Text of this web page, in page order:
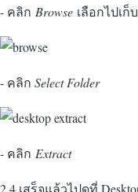
- คลิก Browse เลือกไปเก็
- คลิก Select Folder
- คลิก Extract
2.4 เสร็จแล้วไปดูที่